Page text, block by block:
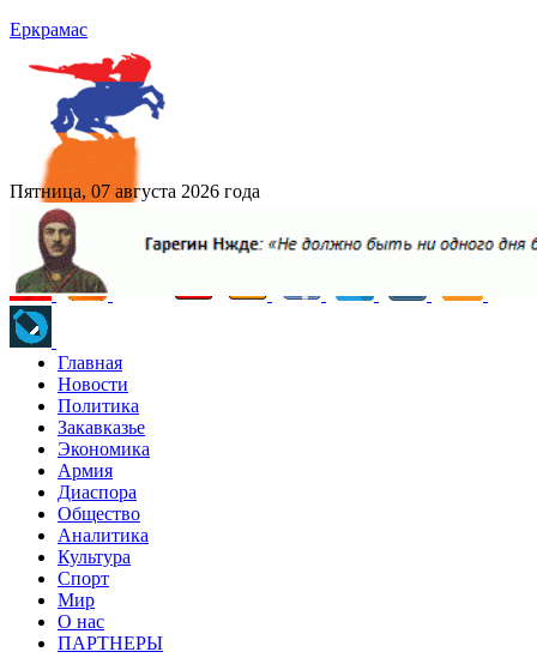
Еркрамас
Пятница, 07 августа 2026 года
Главная
Новости
Политика
Закавказье
Экономика
Армия
Диаспора
Общество
Аналитика
Культура
Спорт
Мир
О нас
ПАРТНЕРЫ